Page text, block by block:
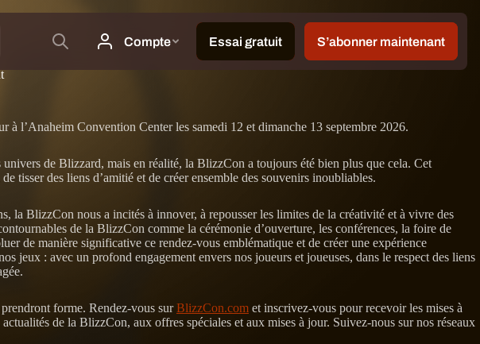
l’Anaheim Convention Center les samedi 12 et dimanche 13 septembre 2026.
de Blizzard, mais en réalité, la BlizzCon a toujours été bien plus que cela. Cet
tisser des liens d’amitié et de créer ensemble des souvenirs inoubliables.
la BlizzCon nous a incités à innover, à repousser les limites de la créativité et à vivre des
de la BlizzCon comme la cérémonie d’ouverture, les conférences, la foire de
de manière significative ce rendez-vous emblématique et de créer une expérience
jeux : avec un profond engagement envers nos joueurs et joueuses, dans le respect des liens
forme. Rendez-vous surBlizzCon.com et inscrivez-vous pour recevoir les mises à
de la BlizzCon, aux offres spéciales et aux mises à jour. Suivez-nous sur nos réseaux